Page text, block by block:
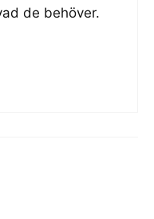
de behöver.